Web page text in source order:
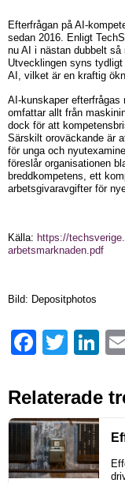
Efterfrågan på AI-
sedan 2016. Enligt
nu AI i nästan dubbelt så
Utvecklingen syns
AI, vilket är en kraftig
AI-kunskaper efterfrågas
omfattar allt från
dock för att
Särskilt oroväckande är
för unga och
föreslår organisationen
breddkompetens, ett
arbetsgivaravgifter för
Källa: https://
arbetsmarknaden.pdf
Bild: Depositphotos
FacebookTwitter
Relaterade